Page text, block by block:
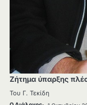
Ζήτημα ύπαρξης
Του Γ. Τεκίδη